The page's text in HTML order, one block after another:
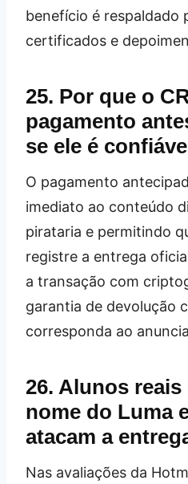
benefício é respaldado
certificados e
25. Por que o
pagamento
se ele é
O pagamento
imediato ao conteúdo
pirataria e permitindo
registre a entrega
a transação com
garantia de devolução
corresponda ao
26. Alunos
nome do Luma
atacam a
Nas avaliações da